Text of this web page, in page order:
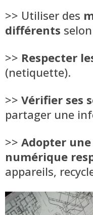
>> Utiliser des
différents
>> Respecter
(netiquette).
>> Vérifier ses
partager une
>> Adopter
numérique
appareils,